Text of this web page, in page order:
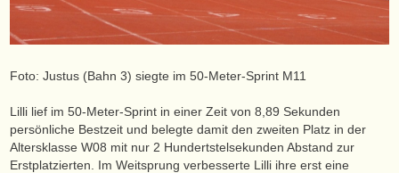
Foto: Justus (Bahn 3) siegte im 50-Meter-Sprint M11
Lilli lief im 50-Meter-Sprint in einer Zeit von 8,89 Sekunden
persönliche Bestzeit und belegte damit den zweiten Platz in der
Altersklasse W08 mit nur 2 Hundertstelsekunden Abstand zur
Erstplatzierten. Im Weitsprung verbesserte Lilli ihre erst eine